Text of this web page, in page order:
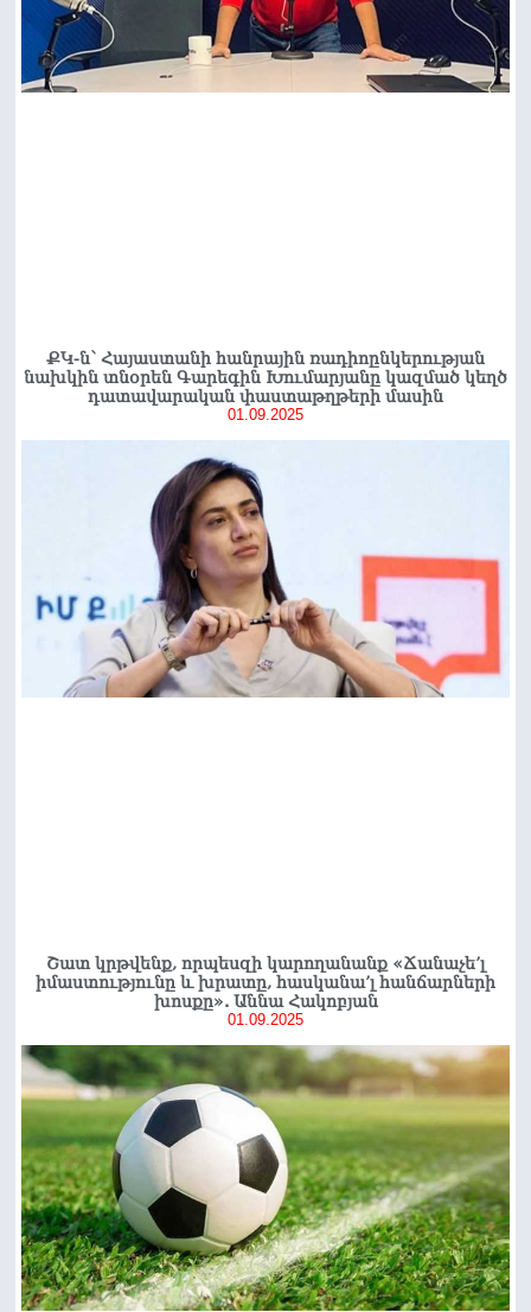
ՔԿ-ն՝ Հայաստանի հանրային ռադիոընկերության
նախկին տնօրեն Գարեգին Խումարյանը կազմած կեղծ
դատավարական փաստաթղթերի մասին
01.09.2025
Շատ կրթվենք, որպեսզի կարողանանք «Ճանաչե’լ
իմաստությունը և խրատը, հասկանա’լ հանճարների
խոսքը». Աննա Հակոբյան
01.09.2025